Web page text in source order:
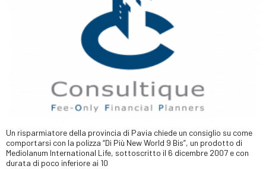
Un risparmiatore della provincia di Pavia chiede un consiglio su come
comportarsi con la polizza “Di Più New World 9 Bis”, un prodotto di
Mediolanum International Life, sottoscritto il 6 dicembre 2007 e con
durata di poco inferiore ai 10